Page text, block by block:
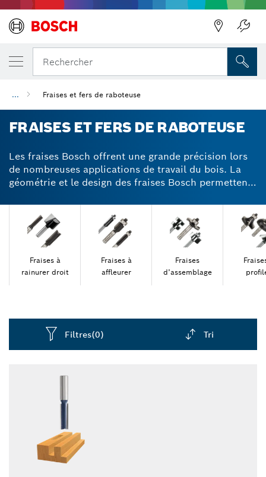
Rechercher
... Fraises et fers de raboteuse
FRAISES ET FERS DE RABOTEUSE
Les fraises Bosch offrent une grande précision lors
de nombreuses applications de travail du bois. La
géométrie et le design des fraises Bosch permettent
fers réversibles au carbure d’obtenir des surfaces
bien lisses. Optez pour les fraises au carbure alliant
durabilité et fiabilité pour obtenir des finitions
parfaites sur le bois.
Fraises à
rainurer droit
Fraises à
affleurer
Fraises
d’assemblage
Filtres(0) Tri